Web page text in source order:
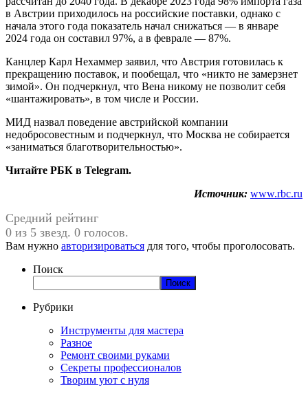
в Австрии приходилось на российские поставки, однако с
начала этого года показатель начал снижаться — в январе
2024 года он составил 97%, а в феврале — 87%.
Канцлер Карл Нехаммер заявил, что Австрия готовилась к
прекращению поставок, и пообещал, что «никто не замерзнет
зимой». Он подчеркнул, что Вена никому не позволит себя
«шантажировать», в том числе и России.
МИД назвал поведение австрийской компании
недобросовестным и подчеркнул, что Москва не собирается
«заниматься благотворительностью».
Читайте РБК в Telegram.
Источник: www.rbc.ru
Средний рейтинг
0 из 5 звезд. 0 голосов.
Вам нужно авторизироваться для того, чтобы проголосовать.
Поиск
Поиск
Рубрики
Инструменты для мастера
Разное
Ремонт своими руками
Секреты профессионалов
Творим уют с нуля